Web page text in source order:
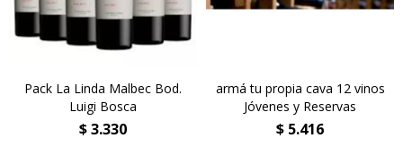
Pack La Linda Malbec Bod.
Luigi Bosca
$3.330
armá tu propia cava 12 vinos
Jóvenes y Reservas
$ 5.416